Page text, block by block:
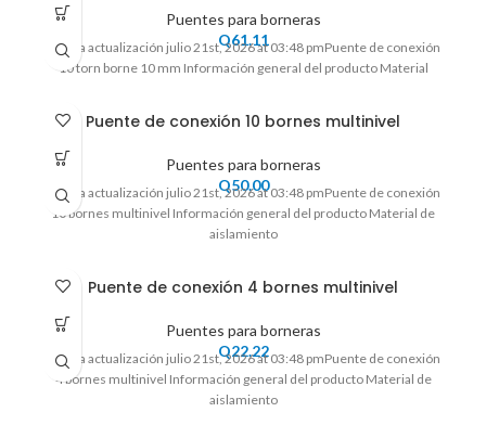
Puentes para borneras
Q61.11
Ultima actualización julio 21st, 2026 at 03:48 pmPuente de conexión
10 torn borne 10 mm Información general del producto Material
Puente de conexión 10 bornes multinivel
Puentes para borneras
Q50.00
Ultima actualización julio 21st, 2026 at 03:48 pmPuente de conexión
10 bornes multinivel Información general del producto Material de
aislamiento
Puente de conexión 4 bornes multinivel
Puentes para borneras
Q22.22
Ultima actualización julio 21st, 2026 at 03:48 pmPuente de conexión
4 bornes multinivel Información general del producto Material de
aislamiento